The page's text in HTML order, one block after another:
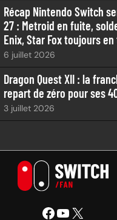
Récap Nintendo Switch
27 : Metroid en fuite,
Enix, Star Fox toujours
6 juillet 2026
Dragon Quest XII : la
repart de zéro pour ses
3 juillet 2026
Facebook YouTube X